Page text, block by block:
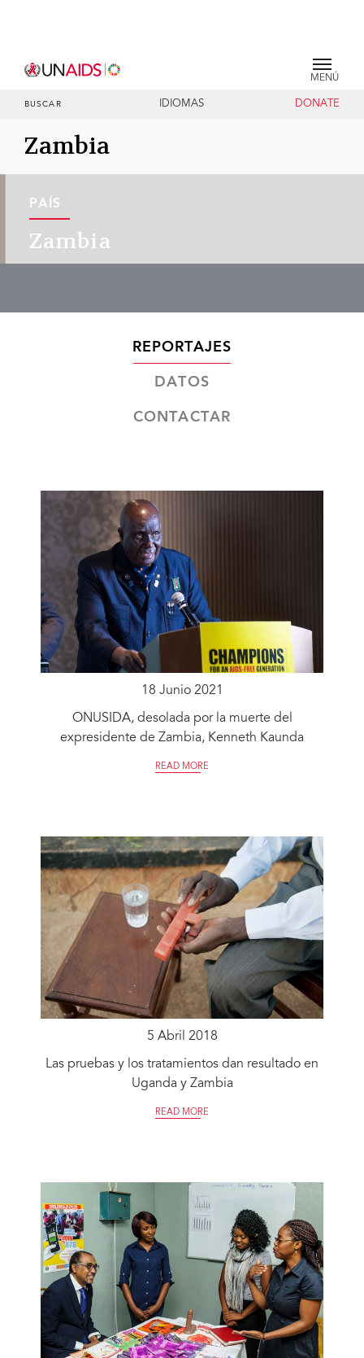
MENÚ
BUSCAR IDIOMAS DONATE
Zambia
PAÍS
Zambia
REPORTAJES
DATOS
CONTACTAR
18 Junio 2021
ONUSIDA, desolada por la muerte del
expresidente de Zambia, Kenneth Kaunda
READ MORE
5 Abril 2018
Las pruebas y los tratamientos dan resultado en
Uganda y Zambia
READ MORE